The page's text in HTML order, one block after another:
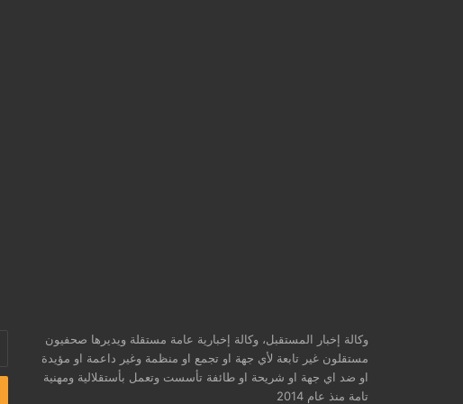
وكالة إخبار المستقبل، وكالة إخبارية عامة مستقلة ويديرها صحفيون
مستقلون غير تابعة لأي جهة او تجمع او منظمة وغير داعمة او مؤيدة
او ضد اي جهة او شريحة او طائفة تأسست وتعمل بأستقلالية ومهنية
تامة منذ عام 2014